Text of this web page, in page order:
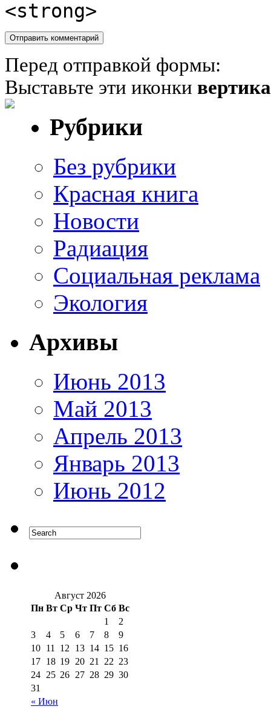
<strong>
Перед отправкой формы:
Выставьте эти иконки
Рубрики
Без рубрики
Красная книга
Новости
Радиация
Социальная реклама
Экология
Архивы
Июнь 2013
Май 2013
Апрель 2013
Январь 2013
Июнь 2012
Август 2026
Пн Вт Ср Чт Пт Сб Вс
« Июн
1
2
3
4 5 6 7 8
9
10 11 12 13 14 15 16
17 18 19 20 21 22 23
24 25 26 27 28 29 30
31